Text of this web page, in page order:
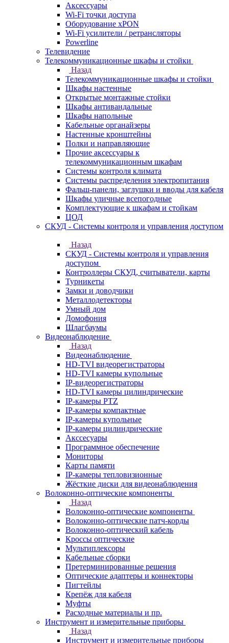
Аксессуары
Wi-Fi точки доступа
Оборудование хPON
Wi-Fi усилители / ретрансляторы
Powerline
Телевидение
Телекоммуникационные шкафы и стойки
Назад
Телекоммуникационные шкафы и стойки
Шкафы настенные
Открытые монтажные стойки
Шкафы антивандальные
Шкафы напольные
Кабельные органайзеры
Настенные кронштейны
Полки и направляющие
Прочие аксессуары к
телекоммуникационным шкафам
Системы контроля климата
Системы распределения электропитания
Фальш-панели, заглушки и вводы для кабеля
Шкафы уличные всепогодные
Комплектующие к шкафам и стойкам
ЦОД
СКУД - Системы контроля и управления доступом
Назад
СКУД - Системы контроля и управления
доступом
Контроллеры СКУД, считыватели, карты
Турникеты
Замки и доводчики
Металлодетекторы
Умный дом
Домофония
Шлагбаумы
Видеонаблюдение
Назад
Видеонаблюдение
HD-TVI видеорегистраторы
HD-TVI камеры купольные
IP-видеорегистраторы
HD-TVI камеры цилиндрические
IP-камеры PTZ
IP-камеры компактные
IP-камеры купольные
IP-камеры цилиндрические
Акссесуары
Программное обеспечение
Мониторы
Карты памяти
IP-камеры тепловизионные
Жёсткие диски для видеонаблюдения
Волоконно-оптические компоненты
Назад
Волоконно-оптические компоненты
Волоконно-оптические патч-корды
Волоконно-оптический кабель
Кроссы оптические
Мультиплексоры
Кабельные сборки
Претерминированные решения
Оптические адаптеры и коннекторы
Пигтейлы
Крепёж для кабеля
Муфты
Расходные материалы и пр.
Инструмент и измерительные приборы
Назад
Инструмент и измерительные приборы